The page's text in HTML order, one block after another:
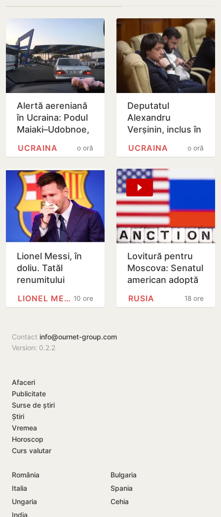
Alertă aereniană
în Ucraina: Podul
Maiaki–Udobnoe,
o oră
UCRAINA
Deputatul
Alexandru
Verșinin, inclus în
‘Mirotvoreț’
o oră
UCRAINA
Lionel Messi, în
doliu. Tatăl
renumitului
decedat
10 ore
LIONEL MESSI
Lovitură pentru
Moscova: Senatul
american adoptă
împotriva Rusiei18 ore
RUSIA
Contact info@ournet-group.com
Version: 0.2.2
Afaceri
Publicitate
Surse de știri
Știri
Vremea
Horoscop
Curs valutar
România
Bulgaria
Italia
Spania
Ungaria
Cehia
India